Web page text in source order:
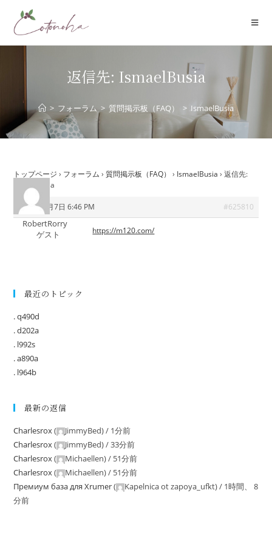
返信先: IsmaelBusia
> フォーラム > 質問掲示板（FAQ） > IsmaelBusia
トップページ › フォーラム › 質問掲示板（FAQ） › IsmaelBusia › 返信先:
IsmaelBusia
2026年7月7日 6:46 PM #625810
RobertRorry
ゲスト
https://m120.com/
最近のトピック
. q490d
. d202a
. l992s
. a890a
. l964b
最新の返信
Charlesrox( JimmyBed) / 1分前
Charlesrox( JimmyBed) /33分前
Charlesrox( Michaellen) / 51分前
Charlesrox( Michaellen) / 51分前
Премиум база для Xrumer( Kapelnica ot zapoya_ufkt) / 1時間、 8
分前